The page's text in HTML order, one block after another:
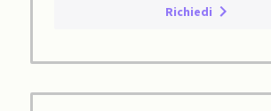
Richiedi